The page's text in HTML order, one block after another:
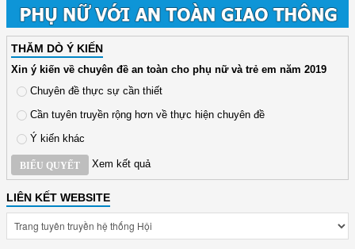
THĂM DÒ Ý KIẾN
Xin ý kiến về chuyên đề an toàn cho phụ nữ và trẻ em năm 2019
Chuyên đề thực sự cần thiết
Cần tuyên truyền rộng hơn về thực hiện chuyên đề
Ý kiến khác
BIỂU QUYẾT Xem kết quả
LIÊN KẾT WEBSITE